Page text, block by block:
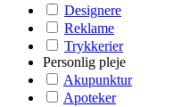
Designere
Reklame
Trykkerier
Personlig pleje
Akupunktur
Apoteker